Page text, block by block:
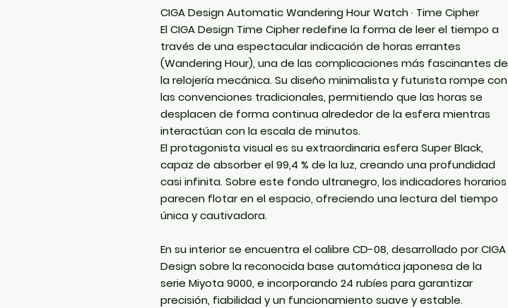
CIGA Design Automatic Wandering Hour Watch · Time Cipher
ElCIGA Design Time Cipherredefine la forma de leer el tiempo a
través de una espectacular indicación de horas errantes
(Wandering Hour), una de las complicaciones más fascinantes de
la relojería mecánica. Su diseño minimalista y futurista rompe con
las convenciones tradicionales, permitiendo que las horas se
desplacen de forma continua alrededor de la esfera mientras
interactúan con la escala de minutos.
El protagonista visual es su extraordinaria esferaSuper Black,
capaz de absorber el99,4 % de la luz, creando una profundidad
casi infinita. Sobre este fondo ultranegro, los indicadores horarios
parecen flotar en el espacio, ofreciendo una lectura del tiempo
única y cautivadora.
En su interior se encuentra el calibre CD-08, desarrollado por CIGA
Design sobre la reconocida base automática japonesa de la
serie Miyota 9000, e incorporando 24 rubíes para garantizar
precisión, fiabilidad y un funcionamiento suave y estable.